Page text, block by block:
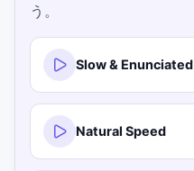
う。
Slow & Enunciated
Natural Speed